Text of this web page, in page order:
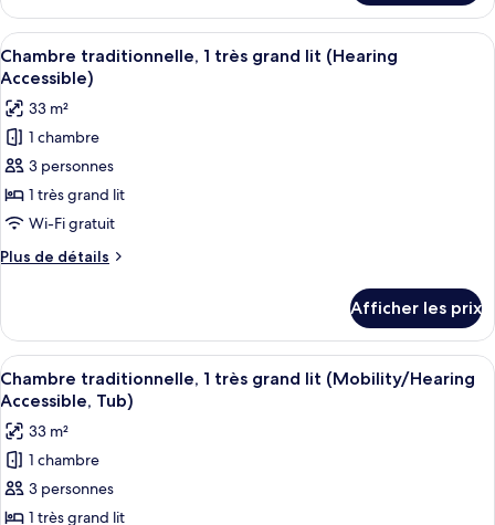
lits
doubles
(Mobility/Hearing
Access,
Roll-
In
Shwr)
Chambre
traditionnelle,
2
lits
(Mobility/Hearing
Access,
Roll-
In
Shwr)
Afficher
toutes
les
photos
pour
ce
type
de
chambre :
Chambre
1
très
grand
lit
(Hearing
Accessible)
Une chambre d’hôtel avec un grand
5
Chambre traditionnelle, 1 très grand lit (Hearing
Accessible)
33 m²
1 chambre
3 personnes
1 très grand lit
Wi-Fi gratuit
Plus de détails
Plus
Chambre
traditionnelle,
1
très
lit
(Hearing
Accessible)
Afficher les prix
Afficher
toutes
les
photos
pour
ce
type
Une chambre d’hôtel avec un grand
5
Chambre traditionnelle, 1 très grand lit (Mobility/Hearing
Accessible, Tub)
33 m²
1 chambre
3 personnes
1 très grand lit